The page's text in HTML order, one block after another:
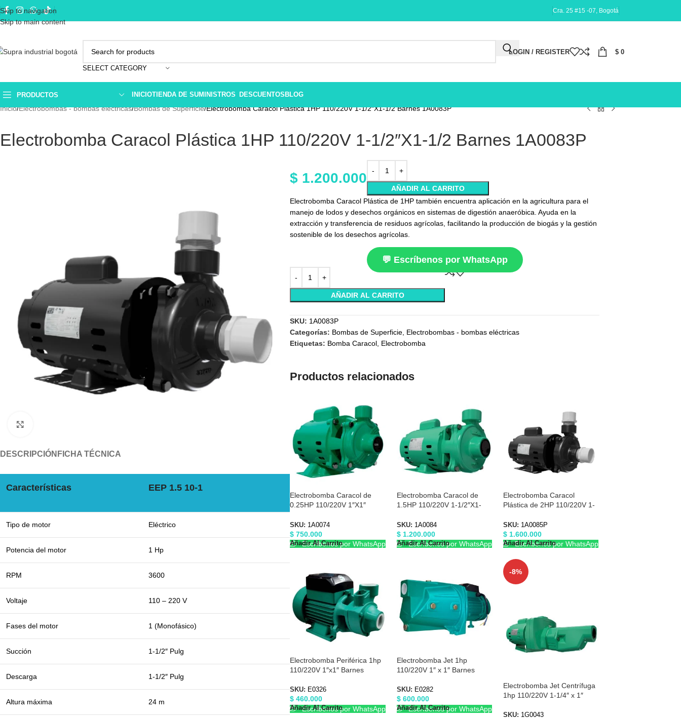
Skip to navigation
Skip to main content
Cra. 25 #15 -07, Bogotá
SELECT CATEGORY
LOGIN / REGISTER $ 0
PRODUCTOS INICIOTIENDA DE SUMINISTROS DESCUENTOS BLOG
Inicio Electrobombas - bombas eléctricas Bombas de Superficie Electrobomba Caracol Plástica 1HP 110/220V 1-1/2″X1-1/2 Barnes 1A0083P
Electrobomba Caracol Plástica 1HP 110/220V 1-1/2″X1-1/2 Barnes 1A0083P
DESCRIPCIÓN FICHA TÉCNICA
Características EEP 1.5 10-1
Tipo de motor Eléctrico
Potencia del motor 1 Hp
RPM 3600
Voltaje 110 – 220 V
Fases del motor 1 (Monofásico)
Succión 1-1/2″ Pulg
Descarga 1-1/2″ Pulg
Altura máxima 24 m
$ 1.200.000
AÑADIR AL CARRITO
Electrobomba Caracol Plástica de 1HP también encuentra aplicación en la agricultura para el
manejo de lodos y desechos orgánicos en sistemas de digestión anaeróbica. Ayuda en la
extracción y transferencia de residuos agrícolas, facilitando la producción de biogás y la gestión
sostenible de los desechos agrícolas.
💬 Escríbenos por WhatsApp
AÑADIR AL CARRITO
SKU: 1A0083P
Categorías: Bombas de Superficie Electrobombas - bombas eléctricas
Etiquetas: Bomba Caracol Electrobomba
Productos relacionados
Electrobomba Caracol de
0.25HP 110/220V 1″X1″
SKU: 1A0074
$ 750.000
Añadir Al Carrito
Escríbenos por WhatsApp
Electrobomba Caracol de
1.5HP 110/220V 1-1/2″X1-
SKU: 1A0084
$1.200.000
Añadir Al Carrito
Escríbenos por WhatsApp
Electrobomba Caracol
Plástica de 2HP 110/220V 1-
SKU: 1A0085P
$1.600.000
Añadir Al Carrito
Escríbenos por WhatsApp
Electrobomba Periférica 1hp
110/220V 1″x1″ Barnes
SKU: E0326
$ 460.000
Añadir Al Carrito
Escríbenos por WhatsApp
Electrobomba Jet 1hp
110/220V 1″ x 1″ Barnes
SKU: E0282
$600.000
Añadir Al Carrito
Escríbenos por WhatsApp
-8%
Electrobomba Jet Centrífuga
1hp 110/220V 1-1/4″ x 1″
SKU: 1G0043